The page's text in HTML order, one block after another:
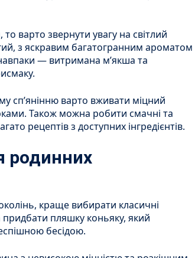
варто звернути увагу на світлий
з яскравим багатогранним ароматом
— витримана м’якша та
сп’янінню варто вживати міцний
Також можна робити смачні та
рецептів з доступних інгредієнтів.
родинних
краще вибирати класичні
придбати пляшку коньяку, який
бесідою.